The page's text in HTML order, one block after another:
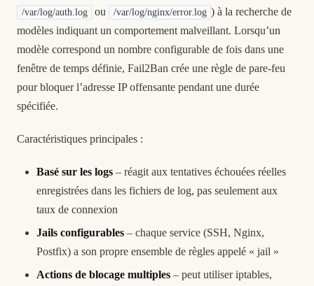
/var/log/auth.log ou /var/log/nginx/error.log ) à la recherche de
modèles indiquant un comportement malveillant. Lorsqu’un
modèle correspond un nombre configurable de fois dans une
fenêtre de temps définie, Fail2Ban crée une règle de pare-feu
pour bloquer l’adresse IP offensante pendant une durée
spécifiée.
Caractéristiques principales :
Basé sur les logs – réagit aux tentatives échouées réelles
enregistrées dans les fichiers de log, pas seulement aux
taux de connexion
Jails configurables – chaque service (SSH, Nginx,
Postfix) a son propre ensemble de règles appelé « jail »
Actions de blocage multiples – peut utiliser iptables,